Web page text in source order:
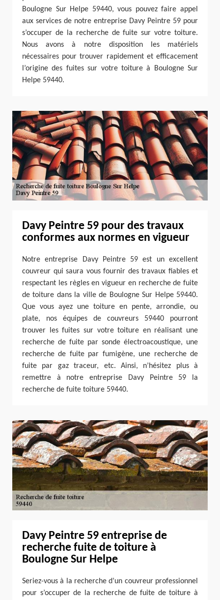
Boulogne Sur Helpe 59440, vous pouvez faire appel
aux services de notre entreprise Davy Peintre 59 pour
s’occuper de la recherche de fuite sur votre toiture.
Nous avons à notre disposition les matériels
nécessaires pour trouver rapidement et efficacement
l’origine des fuites sur votre toiture à Boulogne Sur
Helpe 59440.
Davy Peintre 59 pour des travaux
conformes aux normes en vigueur
Notre entreprise Davy Peintre 59 est un excellent
couvreur qui saura vous fournir des travaux fiables et
respectant les règles en vigueur en recherche de fuite
de toiture dans la ville de Boulogne Sur Helpe 59440.
Que vous ayez une toiture en pente, arrondie, ou
plate, nos équipes de couvreurs 59440 pourront
trouver les fuites sur votre toiture en réalisant une
recherche de fuite par sonde électroacoustique, une
recherche de fuite par fumigène, une recherche de
fuite par gaz traceur, etc. Ainsi, n’hésitez plus à
remettre à notre entreprise Davy Peintre 59 la
recherche de fuite toiture 59440.
Davy Peintre 59 entreprise de
recherche fuite de toiture à
Boulogne Sur Helpe
Seriez-vous à la recherche d’un couvreur professionnel
pour s’occuper de la recherche de fuite de toiture à